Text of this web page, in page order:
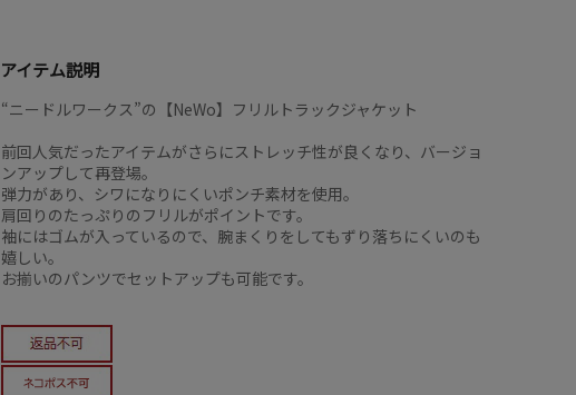
アイテム説明
“ニードルワークス”の【NeWo】フリルトラックジャケット
前回人気だったアイテムがさらにストレッチ性が良くなり、バージョ
ンアップして再登場。
弾力があり、シワになりにくいポンチ素材を使用。
肩回りのたっぷりのフリルがポイントです。
袖にはゴムが入っているので、腕まくりをしてもずり落ちにくいのも
嬉しい。
お揃いのパンツでセットアップも可能です。